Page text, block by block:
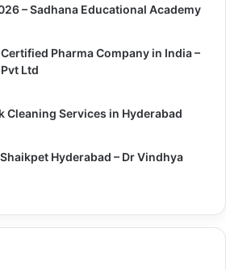
– Sadhana Educational Academy
Pharma Company in India –
Ltd
Cleaning Services in Hyderabad
Hyderabad – Dr Vindhya